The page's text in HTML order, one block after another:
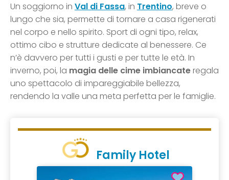
Un soggiorno in Val di Fassa, in Trentino, breve o
lungo che sia, permette di tornare a casa rigenerati
nel corpo e nello spirito. Sport di ogni tipo, relax,
ottimo cibo e strutture dedicate al benessere. Ce
n’è davvero per tutti i gusti e per tutte le età. In
inverno, poi, la magia delle cime imbiancateregala
uno spettacolo di impareggiabile bellezza,
rendendo la valle una meta perfetta per le famiglie.
Family Hotel